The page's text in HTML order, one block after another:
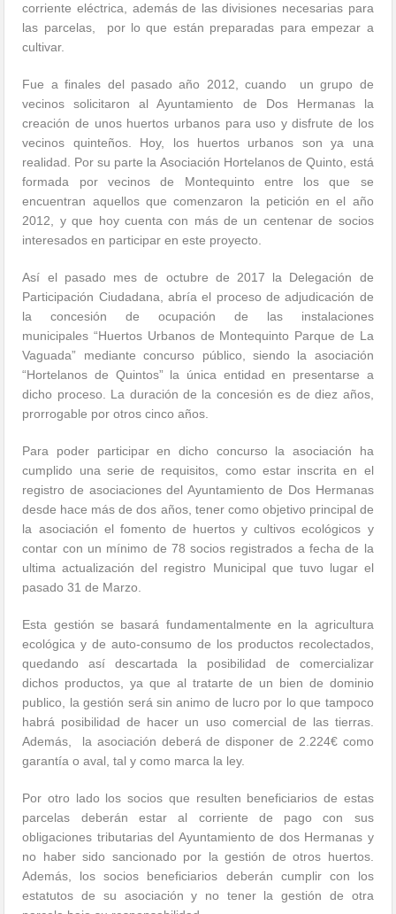
corriente eléctrica, además de las divisiones necesarias para
las parcelas, por lo que están preparadas para empezar a
cultivar.
Fue a finales del pasado año 2012, cuando un grupo de
vecinos solicitaron al Ayuntamiento de Dos Hermanas la
creación de unos huertos urbanos para uso y disfrute de los
vecinos quinteños. Hoy, los huertos urbanos son ya una
realidad. Por su parte la Asociación Hortelanos de Quinto, está
formada por vecinos de Montequinto entre los que se
encuentran aquellos que comenzaron la petición en el año
2012, y que hoy cuenta con más de un centenar de socios
interesados en participar en este proyecto.
Así el pasado mes de octubre de 2017 la Delegación de
Participación Ciudadana, abría el proceso de adjudicación de
la concesión de ocupación de las instalaciones
municipales “Huertos Urbanos de Montequinto Parque de La
Vaguada” mediante concurso público, siendo la asociación
“Hortelanos de Quintos” la única entidad en presentarse a
dicho proceso. La duración de la concesión es de diez años,
prorrogable por otros cinco años.
Para poder participar en dicho concurso la asociación ha
cumplido una serie de requisitos, como estar inscrita en el
registro de asociaciones del Ayuntamiento de Dos Hermanas
desde hace más de dos años, tener como objetivo principal de
la asociación el fomento de huertos y cultivos ecológicos y
contar con un mínimo de 78 socios registrados a fecha de la
ultima actualización del registro Municipal que tuvo lugar el
pasado 31 de Marzo.
Esta gestión se basará fundamentalmente en la agricultura
ecológica y de auto-consumo de los productos recolectados,
quedando así descartada la posibilidad de comercializar
dichos productos, ya que al tratarte de un bien de dominio
publico, la gestión será sin animo de lucro por lo que tampoco
habrá posibilidad de hacer un uso comercial de las tierras.
Además, la asociación deberá de disponer de 2.224€ como
garantía o aval, tal y como marca la ley.
Por otro lado los socios que resulten beneficiarios de estas
parcelas deberán estar al corriente de pago con sus
obligaciones tributarias del Ayuntamiento de dos Hermanas y
no haber sido sancionado por la gestión de otros huertos.
Además, los socios beneficiarios deberán cumplir con los
estatutos de su asociación y no tener la gestión de otra